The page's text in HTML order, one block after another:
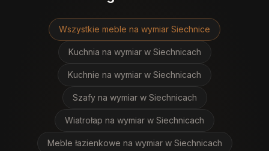
Wszystkie meble na wymiar Siechnice
Kuchnia na wymiar w Siechnicach
Kuchnie na wymiar w Siechnicach
Szafy na wymiar w Siechnicach
Wiatrołap na wymiar w Siechnicach
Meble łazienkowe na wymiar w Siechnicach